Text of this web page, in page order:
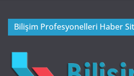
Bilişim Profesyonelleri Haber